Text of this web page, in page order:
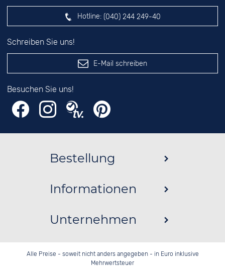
Hotline: (040) 244 249-40
Schreiben Sie uns!
E-Mail schreiben
Besuchen Sie uns!
Bestellung
Informationen
Unternehmen
Alle Preise - soweit nicht anders angegeben - in Euro inklusive
Mehrwertsteuer